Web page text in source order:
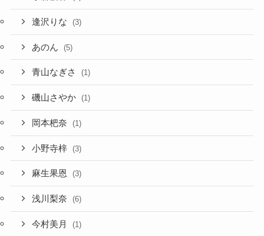
逢沢りな (3)
あのん (5)
青山なぎさ (1)
磯山さやか (1)
岡本杷奈 (1)
小野寺梓 (3)
麻生果恩 (3)
浅川梨奈 (6)
今村美月 (1)